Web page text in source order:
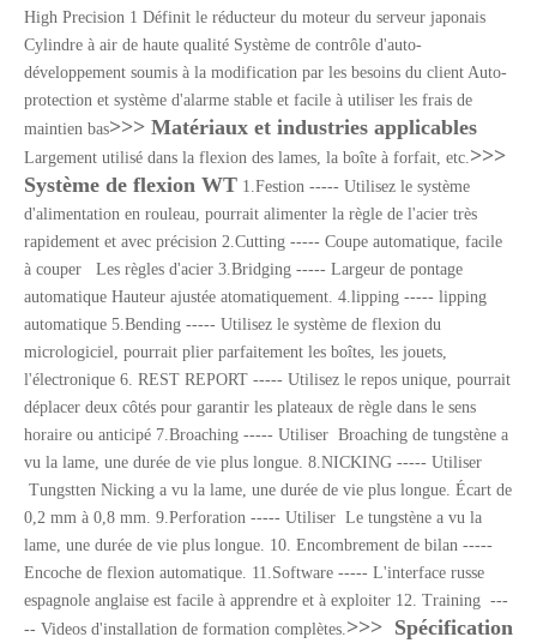
High Precision 1 Définit le réducteur du moteur du serveur japonais
Cylindre à air de haute qualité Système de contrôle d'auto-
développement soumis à la modification par les besoins du client Auto-
protection et système d'alarme stable et facile à utiliser les frais de
maintien bas>>> Matériaux et industries applicables
Largement utilisé dans la flexion des lames, la boîte à forfait, etc.>>>
Système de flexion WT 1.Festion ----- Utilisez le système
d'alimentation en rouleau, pourrait alimenter la règle de l'acier très
rapidement et avec précision 2.Cutting ----- Coupe automatique, facile
à couper Les règles d'acier 3.Bridging ----- Largeur de pontage
automatique Hauteur ajustée atomatiquement. 4.lipping ----- lipping
automatique 5.Bending ----- Utilisez le système de flexion du
micrologiciel, pourrait plier parfaitement les boîtes, les jouets,
l'électronique 6. REST REPORT ----- Utilisez le repos unique, pourrait
déplacer deux côtés pour garantir les plateaux de règle dans le sens
horaire ou anticipé 7.Broaching ----- Utiliser Broaching de tungstène a
vu la lame, une durée de vie plus longue. 8.NICKING ----- Utiliser
Tungstten Nicking a vu la lame, une durée de vie plus longue. Écart de
0,2 mm à 0,8 mm. 9.Perforation ----- Utiliser Le tungstène a vu la
lame, une durée de vie plus longue. 10. Encombrement de bilan -----
Encoche de flexion automatique. 11.Software ----- L'interface russe
espagnole anglaise est facile à apprendre et à exploiter 12. Training ---
-- Videos d'installation de formation complètes.>>> Spécification